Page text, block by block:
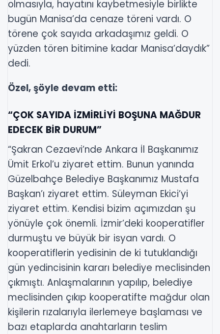
olmasıyla, hayatını kaybetmesiyle birlikte
bugün Manisa’da cenaze töreni vardı. O
törene çok sayıda arkadaşımız geldi. O
yüzden tören bitimine kadar Manisa’daydık”
dedi.
Özel, şöyle devam etti:
“ÇOK SAYIDA İZMİRLİYİ BOŞUNA MAĞDUR
EDECEK BİR DURUM”
“Şakran Cezaevi’nde Ankara İl Başkanımız
Ümit Erkol’u ziyaret ettim. Bunun yanında
Güzelbahçe Belediye Başkanımız Mustafa
Başkan’ı ziyaret ettim. Süleyman Ekici’yi
ziyaret ettim. Kendisi bizim açımızdan şu
yönüyle çok önemli. İzmir’deki kooperatifler
durmuştu ve büyük bir isyan vardı. O
kooperatiflerin yedisinin de ki tutuklandığı
gün yedincisinin kararı belediye meclisinden
çıkmıştı. Anlaşmalarının yapılıp, belediye
meclisinden çıkıp kooperatifte mağdur olan
kişilerin rızalarıyla ilerlemeye başlaması ve
bazı etaplarda anahtarların teslim